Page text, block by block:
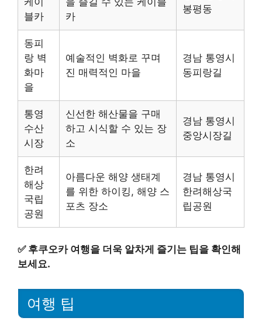
블카
카
봉평동
동피
랑 벽
화마
을
예술적인 벽화로 꾸며
진 매력적인 마을
경남 통영시
동피랑길
통영
수산
시장
신선한 해산물을 구매
하고 시식할 수 있는 장
소
경남 통영시
중앙시장길
한려
해상
국립
공원
아름다운 해양 생태계
를 위한 하이킹, 해양 스
포츠 장소
경남 통영시
한려해상국
립공원
✅ 후쿠오카 여행을 더욱 알차게 즐기는 팁을 확인해
보세요.
여행 팁